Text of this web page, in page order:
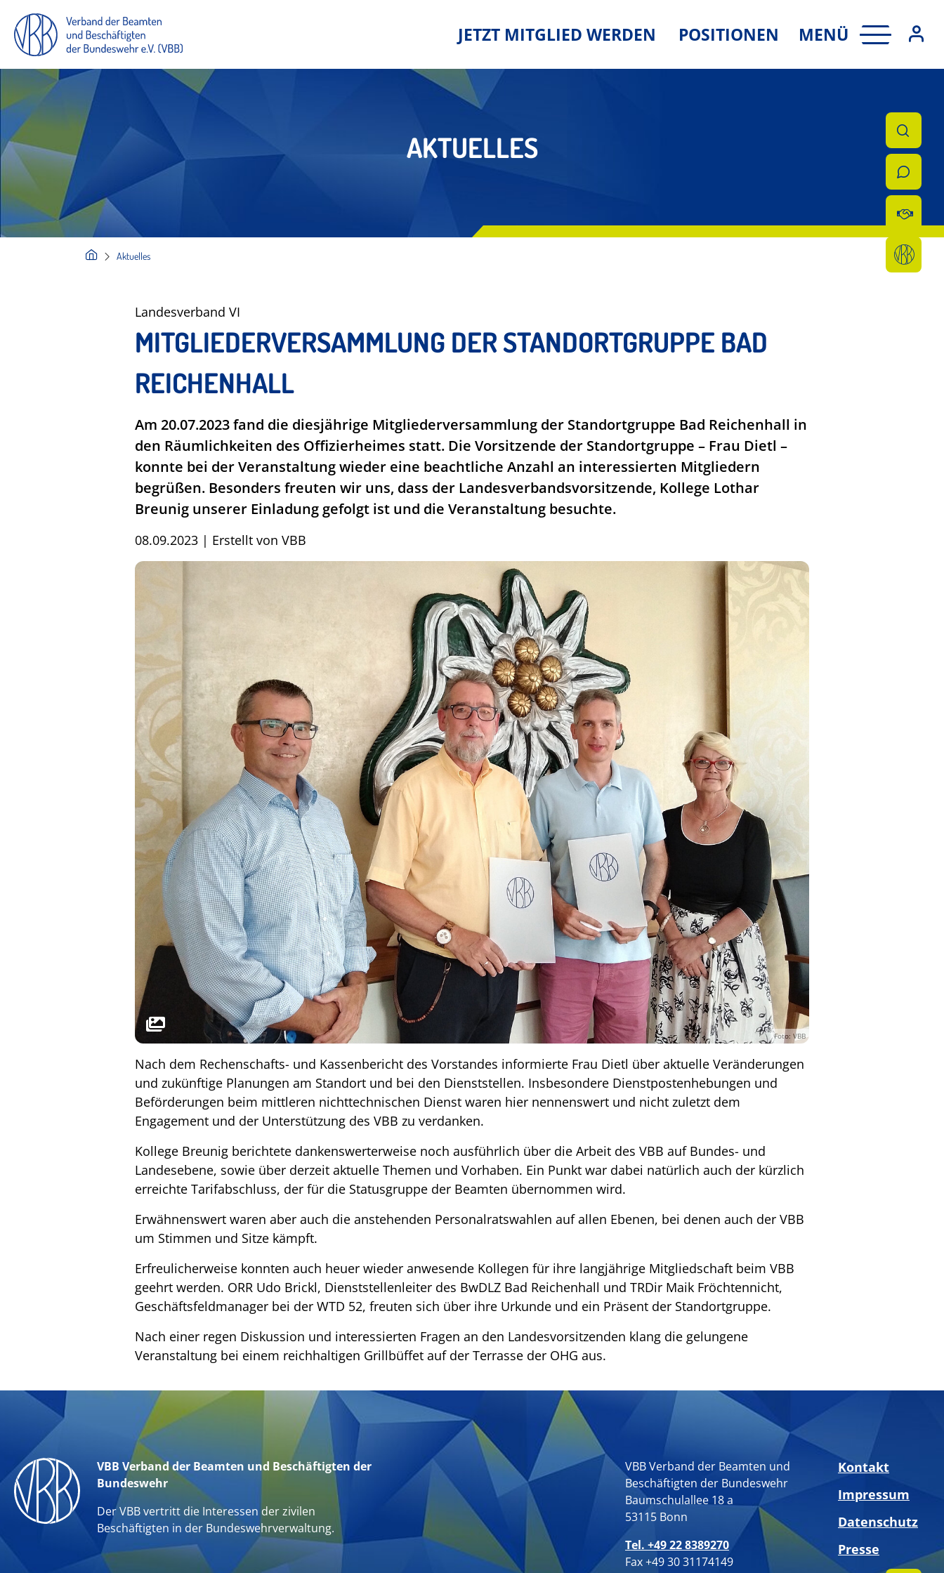
JETZT MITGLIED WERDEN POSITIONEN MENÜ
AKTUELLES
Aktuelles
Landesverband VI
MITGLIEDERVERSAMMLUNG DER STANDORTGRUPPE BAD
REICHENHALL
Am 20.07.2023 fand die diesjährige Mitgliederversammlung der Standortgruppe Bad Reichenhall in
den Räumlichkeiten des Offizierheimes statt. Die Vorsitzende der Standortgruppe – Frau Dietl –
konnte bei der Veranstaltung wieder eine beachtliche Anzahl an interessierten Mitgliedern
begrüßen. Besonders freuten wir uns, dass der Landesverbandsvorsitzende, Kollege Lothar
Breunig unserer Einladung gefolgt ist und die Veranstaltung besuchte.
08.09.2023 | Erstellt von VBB
Foto: VBB
Nach dem Rechenschafts- und Kassenbericht des Vorstandes informierte Frau Dietl über aktuelle Veränderungen
und zukünftige Planungen am Standort und bei den Dienststellen. Insbesondere Dienstpostenhebungen und
Beförderungen beim mittleren nichttechnischen Dienst waren hier nennenswert und nicht zuletzt dem
Engagement und der Unterstützung des VBB zu verdanken.
Kollege Breunig berichtete dankenswerterweise noch ausführlich über die Arbeit des VBB auf Bundes- und
Landesebene, sowie über derzeit aktuelle Themen und Vorhaben. Ein Punkt war dabei natürlich auch der kürzlich
erreichte Tarifabschluss, der für die Statusgruppe der Beamten übernommen wird.
Erwähnenswert waren aber auch die anstehenden Personalratswahlen auf allen Ebenen, bei denen auch der VBB
um Stimmen und Sitze kämpft.
Erfreulicherweise konnten auch heuer wieder anwesende Kollegen für ihre langjährige Mitgliedschaft beim VBB
geehrt werden. ORR Udo Brickl, Dienststellenleiter des BwDLZ Bad Reichenhall und TRDir Maik Fröchtennicht,
Geschäftsfeldmanager bei der WTD 52, freuten sich über ihre Urkunde und ein Präsent der Standortgruppe.
Nach einer regen Diskussion und interessierten Fragen an den Landesvorsitzenden klang die gelungene
Veranstaltung bei einem reichhaltigen Grillbüffet auf der Terrasse der OHG aus.
VBB Verband der Beamten und Beschäftigten der
Bundeswehr
Der VBB vertritt die Interessen der zivilen
Beschäftigten in der Bundeswehrverwaltung.
VBB Verband der Beamten und
Beschäftigten der Bundeswehr
Baumschulallee 18 a
53115 Bonn
Tel. +49 22 8389270
Fax +49 30 31174149
Kontakt
Impressum
Datenschutz
Presse